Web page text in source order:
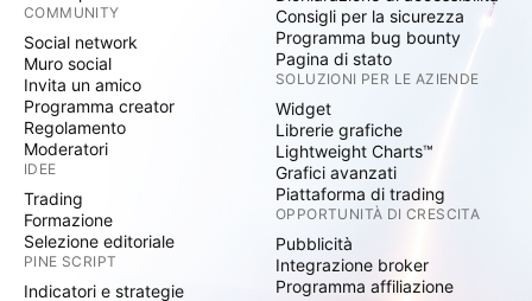
COMMUNITY
Social network
Muro social
Invita un amico
Programma creator
Regolamento
Moderatori
IDEE
Trading
Formazione
Selezione editoriale
PINE SCRIPT
Indicatori e strategie
Consigli per la sicurezza
Programma bug bounty
Pagina di stato
SOLUZIONI PER LE AZIENDE
Widget
Librerie grafiche
Lightweight Charts™
Grafici avanzati
Piattaforma di trading
OPPORTUNITÀ DI CRESCITA
Pubblicità
Integrazione broker
Programma affiliazione